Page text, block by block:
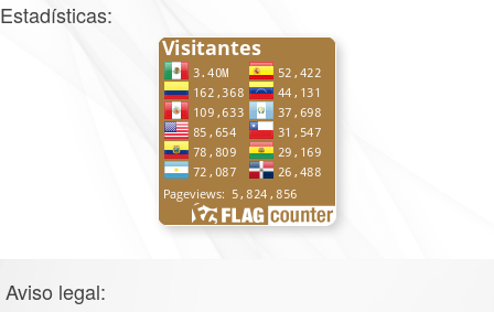
Estadísticas:
Aviso legal: